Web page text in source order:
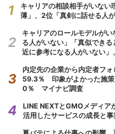
キャリアの相談相手がいな
薄」、2位「真剣に話せる人
キャリアのロールモデルが
る人がいない」「真似でき
近に参考になる人がいない」
内定先の企業から内定者フ
59.3％ 印象がよかった施策
0％ マイナビ調査
LINE NEXTとGMOメディ
活用したサービスの成長と